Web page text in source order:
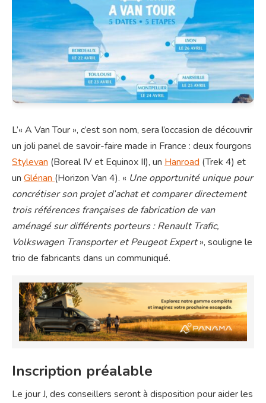
L’« A Van Tour », c’est son nom, sera l’occasion de découvrir
un joli panel de savoir-faire made in France : deux fourgons
Stylevan (Boreal IV et Equinox II), un Hanroad (Trek 4) et
un Glénan (Horizon Van 4). « Une opportunité unique pour
concrétiser son projet d’achat et comparer directement
trois références françaises de fabrication de van
aménagé sur différents porteurs : Renault Trafic,
Volkswagen Transporter et Peugeot Expert», souligne le
trio de fabricants dans un communiqué.
Inscription préalable
Le jour J, des conseillers seront à disposition pour aider les